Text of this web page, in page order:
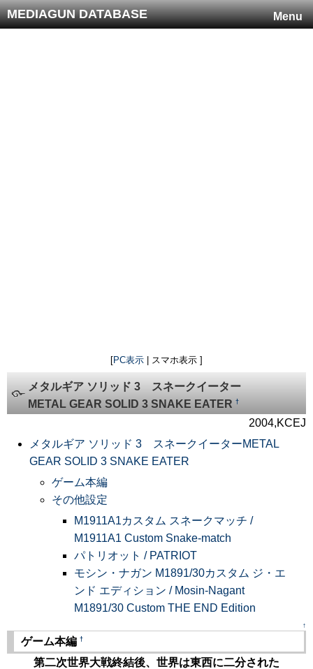
Menu
MEDIAGUN DATABASE
[PC表示 | スマホ表示 ]
メタルギア ソリッド 3 スネークイーター
METAL GEAR SOLID 3 SNAKE EATER †
2004,KCEJ
メタルギア ソリッド 3 スネークイーターMETAL
GEAR SOLID 3 SNAKE EATER
ゲーム本編
その他設定
M1911A1カスタム スネークマッチ /
M1911A1 Custom Snake-match
パトリオット / PATRIOT
モシン・ナガン M1891/30カスタム ジ・エ
ンド エディション / Mosin-Nagant
M1891/30 Custom THE END Edition
↑
ゲーム本編 †
第二次世界大戦終結後、世界は東西に二分された